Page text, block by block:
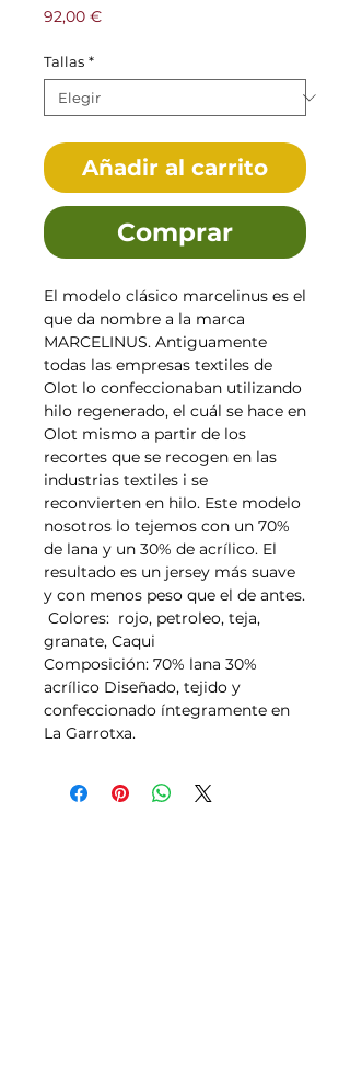
92,00 €Precio
Tallas *
Añadir al carrito
Comprar
El modelo clásico marcelinus es el
que da nombre a la marca
MARCELINUS. Antiguamente
todas las empresas textiles de
Olot lo confeccionaban utilizando
hilo regenerado, el cuál se hace en
Olot mismo a partir de los
recortes que se recogen en las
industrias textiles i se
reconvierten en hilo. Este modelo
nosotros lo tejemos con un 70%
de lana y un 30% de acrílico. El
resultado es un jersey más suave
y con menos peso que el de antes.
Colores: rojo, petroleo, teja,
granate, Caqui
Composición: 70% lana 30%
acrílico Diseñado, tejido y
confeccionado íntegramente en
La Garrotxa.